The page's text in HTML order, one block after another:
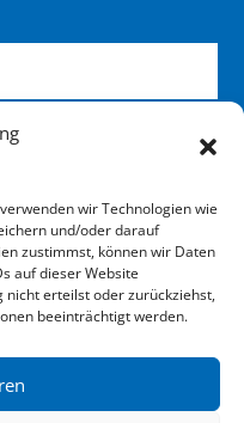
wir Technologien wie
und/oder darauf
zustimmst, können wir Daten
auf dieser Website
erteilst oder zurückziehst,
beeinträchtigt werden.